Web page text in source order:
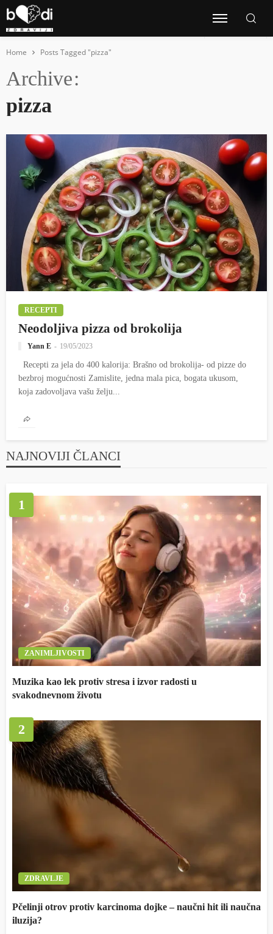
Home Posts Tagged "pizza"
Archive
pizza
RECEPTI
Neodoljiva pizza od brokolija
Yann E 19/05/2023
Recepti za jela do 400 kalorija: Brašno od brokolija- od pizze do
bezbroj mogućnosti Zamislite, jedna mala pica, bogata ukusom,
koja zadovoljava vašu želju...
NAJNOVIJI ČLANCI
1
ZANIMLJIVOSTI
Muzika kao lek protiv stresa i izvor radosti u
svakodnevnom životu
2
ZDRAVLJE
Pčelinji otrov protiv karcinoma dojke – naučni hit ili naučna
iluzija?